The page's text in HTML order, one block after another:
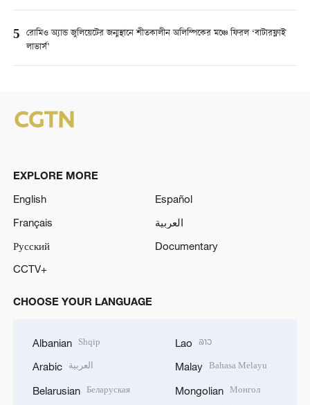
5 রোমিও অ্যান্ড জুলিয়েটের জন্মস্থানে শীতকালীন অলিম্পিকের মঞ্চে ফিরল ‘বাটারফ্লাই
লাভার্স’
EXPLORE MORE
English
Español
Français
العربية
Русский
Documentary
CCTV+
CHOOSE YOUR LANGUAGE
Albanian Shqip
Arabic العربية
Belarusian Беларуская
Lao ລາວ
Malay Bahasa Melayu
Mongolian Монгол